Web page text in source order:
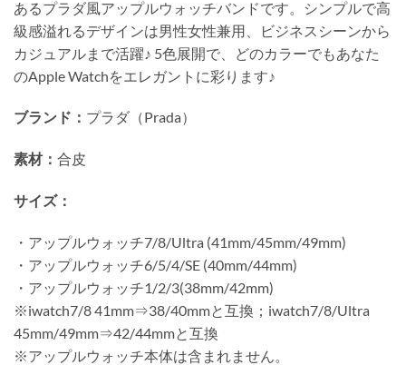
あるプラダ風アップルウォッチバンドです。シンプルで高
級感溢れるデザインは男性女性兼用、ビジネスシーンから
カジュアルまで活躍♪ 5色展開で、どのカラーでもあなた
のApple Watchをエレガントに彩ります♪
ブランド： プラダ（Prada）
素材： 合皮
サイズ：
・アップルウォッチ7/8/Ultra (41mm/45mm/49mm)
・アップルウォッチ6/5/4/SE (40mm/44mm)
・アップルウォッチ1/2/3(38mm/42mm)
※iwatch7/8 41mm⇒38/40mmと互換；iwatch7/8/Ultra
45mm/49mm⇒42/44mmと互換
※アップルウォッチ本体は含まれません。